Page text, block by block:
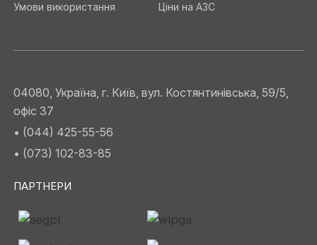
Умови використання
Ціни на АЗС
04080, Україна, г. Київ, вул. Костянтинівська, 59/5,
офіс 37
• (044) 425-55-56
• (073) 102-83-85
ПАРТНЕРИ